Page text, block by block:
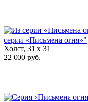
серии «Письмена огня»"
Холст, 31 x 31
22 000 руб.